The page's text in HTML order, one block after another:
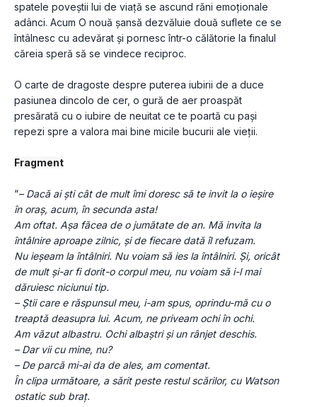
spatele poveștii lui de viață se ascund răni emoționale
adânci. Acum O nouă șansă dezvăluie două suflete ce se
întâlnesc cu adevărat și pornesc într-o călătorie la finalul
căreia speră să se vindece reciproc.
O carte de dragoste despre puterea iubirii de a duce
pasiunea dincolo de cer, o gură de aer proaspăt
presărată cu o iubire de neuitat ce te poartă cu pași
repezi spre a valora mai bine micile bucurii ale vieții.
Fragment
“– Dacă ai ști cât de mult îmi doresc să te invit la o ieșire
în oraș, acum, în secunda asta!
Am oftat. Așa făcea de o jumătate de an. Mă invita la
întâlnire aproape zilnic, și de fiecare dată îl refuzam.
Nu ieșeam la întâlniri. Nu voiam să ies la întâlniri. Și, oricât
de mult și-ar fi dorit-o corpul meu, nu voiam să i-l mai
dăruiesc niciunui tip.
– Știi care e răspunsul meu, i-am spus, oprindu-mă cu o
treaptă deasupra lui. Acum, ne priveam ochi în ochi.
Am văzut albastru. Ochi albaștri și un rânjet deschis.
– Dar vii cu mine, nu?
– De parcă mi-ai da de ales, am comentat.
În clipa următoare, a sărit peste restul scărilor, cu Watson
ostatic sub braț.